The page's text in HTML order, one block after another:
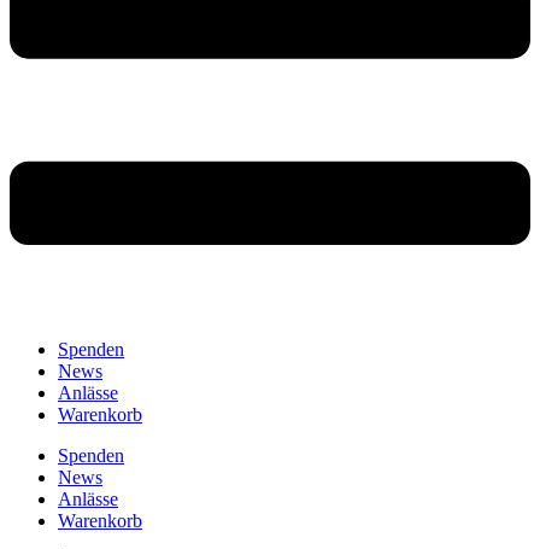
Spenden
News
Anlässe
Warenkorb
Spenden
News
Anlässe
Warenkorb